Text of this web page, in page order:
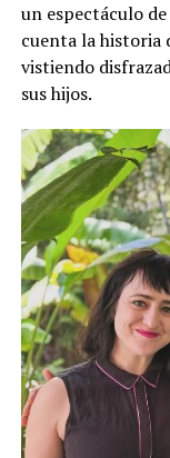
un espectáculo
cuenta la historia
vistiendo
sus hijos.